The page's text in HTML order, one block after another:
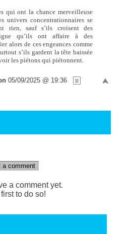
qui ont la chance merveilleuse
univers concentrationnaires se
rien, sauf s’ils croisent des
qu’ils ont affaire à des
alors de ces engeances comme
s’ils gardent la tête baissée
les piétons qui piétonnent.
05/09/2025 @ 19:36
a comment
a comment yet.
to do so!